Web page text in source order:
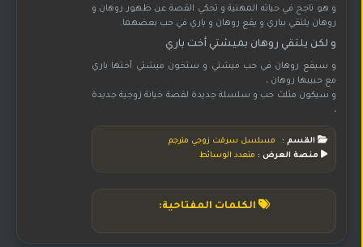
و هو ناجح في حياته المهنية و تحكي القصة عن ظهور روهان و
روهان يلتقي بباري و يقع روهان و باري في حب بعضهما.
و لكن يلتقي روهان بميشتي أخت باري
و سيقع روهان في حب ميشتي و ستخون ميشتي أختها باري
مع حبيبها روهان ،
و سيكون مثلث حب و سلسلة جديدة لقصة خيانة زوجية جديدة
،
القسم :
مسلسل سرقت زوجي مترجم
منصة العرض : متعدد الوسائط
الكلمات المفتاحية: